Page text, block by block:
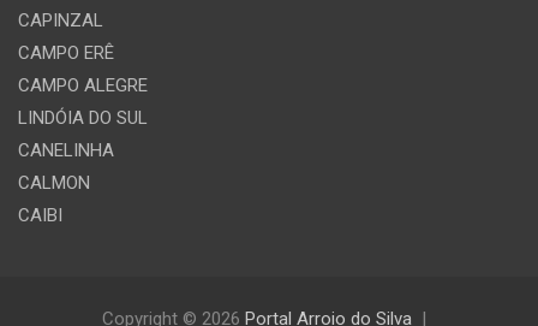
CAPINZAL
CAMPO ERÊ
CAMPO ALEGRE
LINDÓIA DO SUL
CANELINHA
CALMON
CAIBI
Copyright © 2026 Portal Arroio do Silva